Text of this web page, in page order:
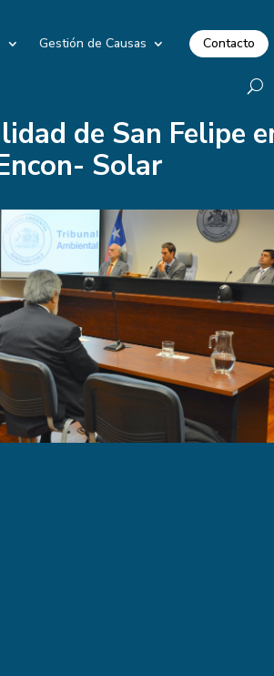
Gestión de Causas Contacto
de San Felipe
Solar